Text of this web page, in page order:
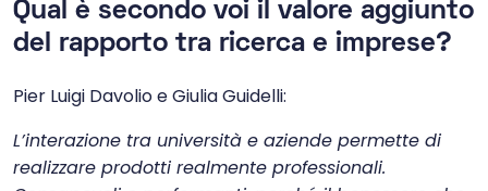
Qual è secondo voi il valore aggiunto
del rapporto tra ricerca e imprese?
Pier Luigi Davolio e Giulia Guidelli:
L’interazione tra università e aziende permette di
realizzare prodotti realmente professionali.